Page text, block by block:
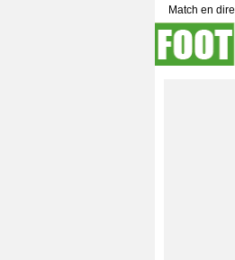
Match en